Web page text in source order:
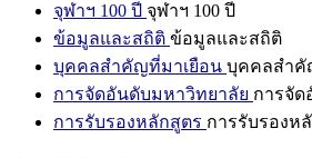
จุฬาฯ 100 ปี จุฬาฯ 100 ปี
ข้อมูลและสถิติ ข้อมูลและสถิติ
บุคคลสำคัญที่มาเยือน บุคคลสำคั
การจัดอันดับมหาวิทยาลัย การจัด
การรับรองหลักสูตร การรับรองห